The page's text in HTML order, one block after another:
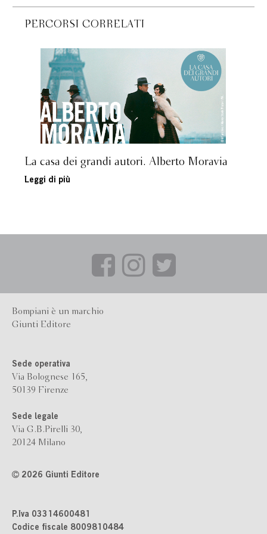
PERCORSI CORRELATI
La casa dei grandi autori. Alberto Moravia
Leggi di più
Bompiani è un marchio
Giunti Editore
Sede operativa
Via Bolognese 165,
50139 Firenze
Sede legale
Via G.B.Pirelli 30,
20124 Milano
2026 Giunti Editore
P.Iva 03314600481
Codice fiscale 8009810484